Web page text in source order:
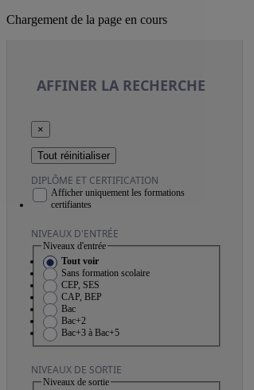
Chargement de la page en cours
AFFINER LA RECHERCHE
×
Tout réinitialiser
DIPLÔME ET CERTIFICATION
Afficher uniquement les formations
certifiantes
NIVEAUX D'ENTRÉE
Niveaux d'entrée
Tout voir
Sans formation scolaire
CEP, SES
CAP, BEP
Bac
Bac+2
Bac+3 à Bac+5
NIVEAUX DE SORTIE
Niveaux de sortie